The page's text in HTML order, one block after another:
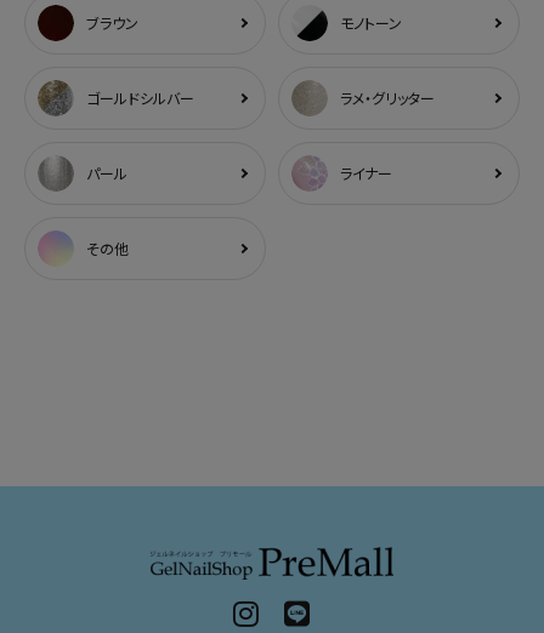
ブラウン モノトーン
ゴールドシルバー ラメ・グリッター
パール ライナー
その他